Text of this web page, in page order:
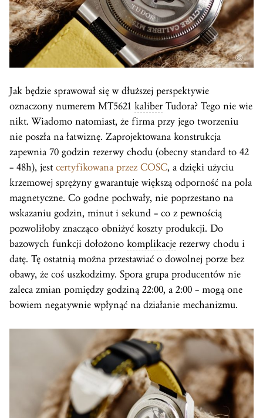
Jak będzie sprawował się w dłuższej perspektywie
oznaczony numerem MT5621 kaliber Tudora? Tego nie wie
nikt. Wiadomo natomiast, że firma przy jego tworzeniu
nie poszła na łatwiznę. Zaprojektowana konstrukcja
zapewnia 70 godzin rezerwy chodu (obecny standard to 42
– 48h), jestcertyfikowana przez COSC, a dzięki użyciu
krzemowej sprężyny gwarantuje większą odporność na pola
magnetyczne. Co godne pochwały, nie poprzestano na
wskazaniu godzin, minut i sekund – co z pewnością
pozwoliłoby znacząco obniżyć koszty produkcji. Do
bazowych funkcji dołożono komplikacje rezerwy chodu i
datę. Tę ostatnią można przestawiać o dowolnej porze bez
obawy, że coś uszkodzimy. Spora grupa producentów nie
zaleca zmian pomiędzy godziną 22:00, a 2:00 – mogą one
bowiem negatywnie wpłynąć na działanie mechanizmu.